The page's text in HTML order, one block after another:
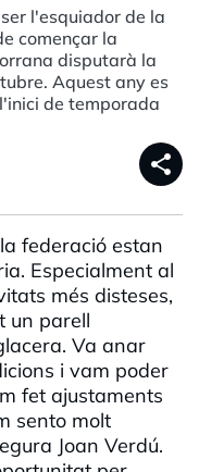
l'esquiador de la
començar la
disputarà la
Aquest any es
de temporada
share
federació estan
Especialment al
més disteses,
un parell
Va anar
i vam poder
fet ajustaments
sento molt
Joan Verdú.